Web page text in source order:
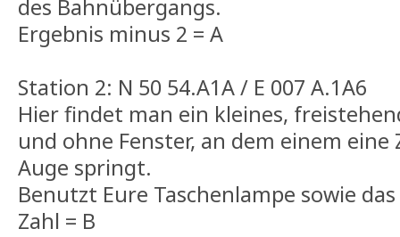
des Bahnübergangs.
Ergebnis minus 2 = A
Station 2: N 50 54.A1A / E 007 A.1A6
Hier findet man ein kleines,
und ohne Fenster, an dem einem
Auge springt.
Benutzt Eure Taschenlampe sowie
Zahl = B